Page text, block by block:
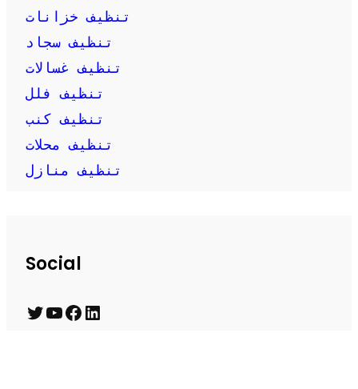
تنظيف خزانات
تنظيف سجاد
تنظيف غسالات
تنظيف فلل
تنظيف كنب
تنظيف محلات
تنظيف منازل
Social
T Y F L